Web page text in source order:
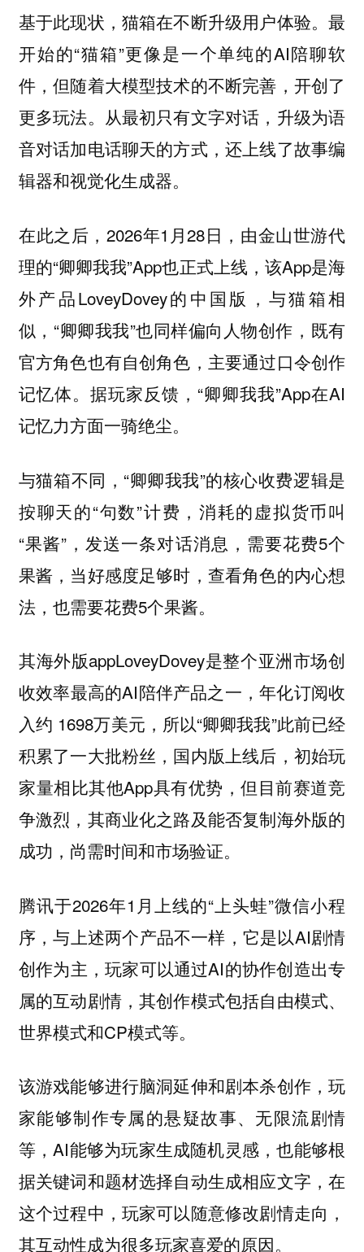
基于此现状，猫箱在不断升级用户体验。最
开始的“猫箱”更像是一个单纯的AI陪聊软
件，但随着大模型技术的不断完善，开创了
更多玩法。从最初只有文字对话，升级为语
音对话加电话聊天的方式，还上线了故事编
辑器和视觉化生成器。
在此之后，2026年1月28日，由金山世游代
理的“卿卿我我”App也正式上线，该App是海
外产品LoveyDovey的中国版，与猫箱相
似，“卿卿我我”也同样偏向人物创作，既有
官方角色也有自创角色，主要通过口令创作
记忆体。据玩家反馈，“卿卿我我”App在AI
记忆力方面一骑绝尘。
与猫箱不同，“卿卿我我”的核心收费逻辑是
按聊天的“句数”计费，消耗的虚拟货币叫
“果酱”，发送一条对话消息，需要花费5个
果酱，当好感度足够时，查看角色的内心想
法，也需要花费5个果酱。
其海外版appLoveyDovey是整个亚洲市场创
收效率最高的AI陪伴产品之一，年化订阅收
入约 1698万美元，所以“卿卿我我”此前已经
积累了一大批粉丝，国内版上线后，初始玩
家量相比其他App具有优势，但目前赛道竞
争激烈，其商业化之路及能否复制海外版的
成功，尚需时间和市场验证。
腾讯于2026年1月上线的“上头蛙”微信小程
序，与上述两个产品不一样，它是以AI剧情
创作为主，玩家可以通过AI的协作创造出专
属的互动剧情，其创作模式包括自由模式、
世界模式和CP模式等。
该游戏能够进行脑洞延伸和剧本杀创作，玩
家能够制作专属的悬疑故事、无限流剧情
等，AI能够为玩家生成随机灵感，也能够根
据关键词和题材选择自动生成相应文字，在
这个过程中，玩家可以随意修改剧情走向，
其互动性成为很多玩家喜爱的原因。